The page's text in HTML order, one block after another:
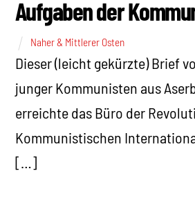
Aufgaben der
Naher & Mittlerer Osten
Dieser (leicht gekürzte) Brief
junger Kommunisten aus
erreichte das Büro der
Kommunistischen
[…]